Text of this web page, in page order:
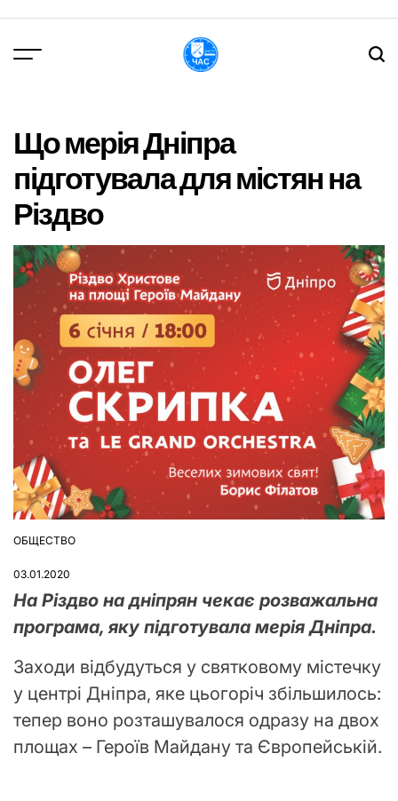
вмісту
Що мерія Дніпра
підготувала для містян на
Різдво
ОПУБЛІКУВАТИ
ОБЩЕСТВО
03.01.2020
На Різдво на дніпрян чекає розважальна
програма, яку підготувала мерія Дніпра.
Заходи відбудуться у святковому містечку
у центрі Дніпра, яке цьогоріч збільшилось:
тепер воно розташувалося одразу на двох
площах – Героїв Майдану та Європейській.